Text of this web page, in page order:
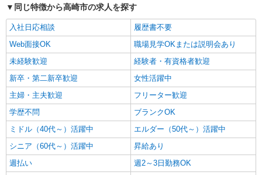
同じ特徴から高崎市の求人を探す
入社日応相談
履歴書不要
Web面接OK
職場見学OKまたは説明会あり
未経験歓迎
経験者・有資格者歓迎
新卒・第二新卒歓迎
女性活躍中
主婦・主夫歓迎
フリーター歓迎
学歴不問
ブランクOK
ミドル（40代～）活躍中
エルダー（50代～）活躍中
シニア（60代～）活躍中
昇給あり
週払い
週2～3日勤務OK